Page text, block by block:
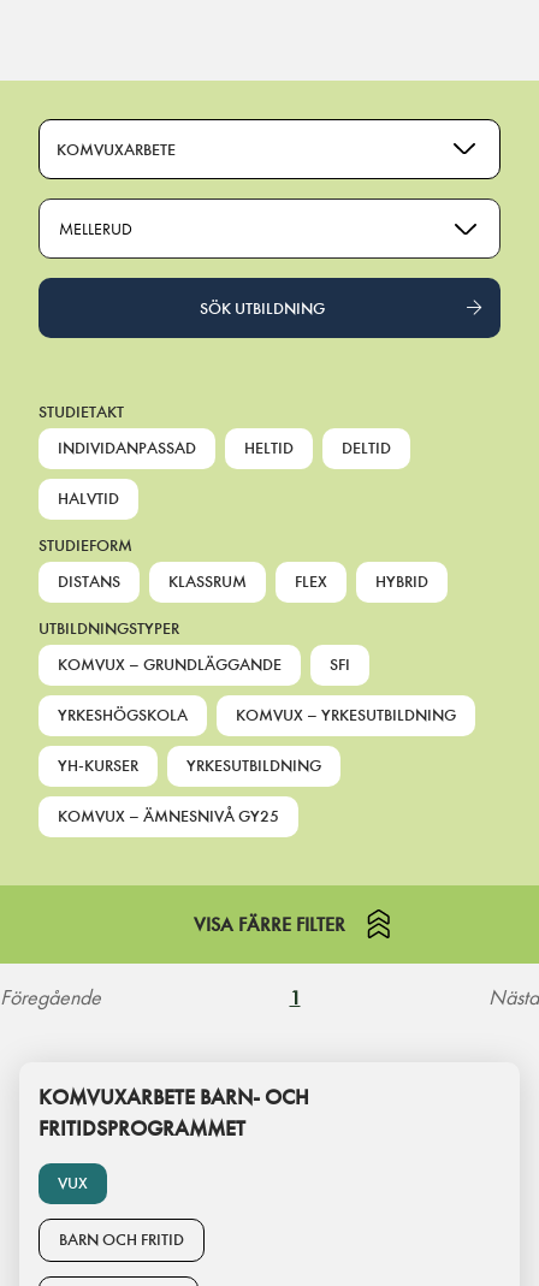
KOMVUXARBETE
MELLERUD
SÖK UTBILDNING
STUDIETAKT
INDIVIDANPASSAD
HELTID DELTID
HALVTID
STUDIEFORM
DISTANS
KLASSRUM FLEX HYBRID
UTBILDNINGSTYPER
KOMVUX – GRUNDLÄGGANDE
SFI
YRKESHÖGSKOLA KOMVUX – YRKESUTBILDNING
YH-KURSER YRKESUTBILDNING
KOMVUX – ÄMNESNIVÅ GY25
VISA FÄRRE FILTER
Föregående 1 Nästa
VUX
KOMVUXARBETE BARN- OCH
FRITIDSPROGRAMMET
BARN OCH FRITID